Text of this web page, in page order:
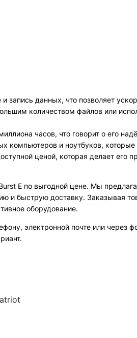
запись данных, что позволяет
количеством файлов или
часов, что говорит о его
компьютеров и ноутбуков, которые
ценой, которая делает его
E по выгодной цене. Мы
и быструю доставку. Заказывая
оборудование.
электронной почте или через